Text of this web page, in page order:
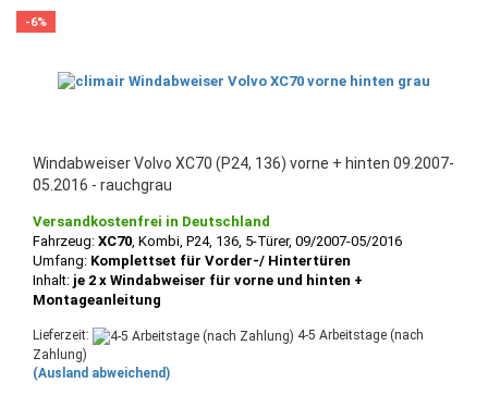
-6%
Windabweiser Volvo XC70 (P24, 136) vorne + hinten 09.2007-
05.2016 - rauchgrau
Versandkostenfrei in Deutschland
Fahrzeug: XC70, Kombi, P24, 136, 5-Türer, 09/2007-05/2016
Umfang: Komplettset für Vorder-/ Hintertüren
Inhalt: je 2 x Windabweiser für vorne und hinten +
Montageanleitung
Lieferzeit:
4-5 Arbeitstage (nach
Zahlung)
(Ausland abweichend)